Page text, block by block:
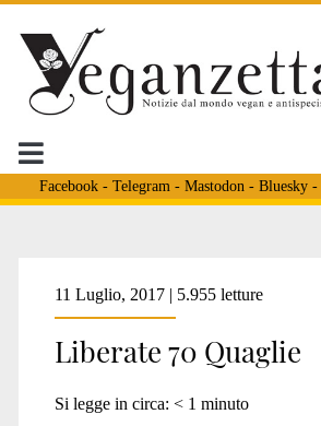
Facebook- Telegram - Mastodon - Bluesky-
Tag:
<span>senza
11 Luglio, 2017 | 5.955 letture
Liberate 70 Quaglie
Si legge in circa: < 1 minuto